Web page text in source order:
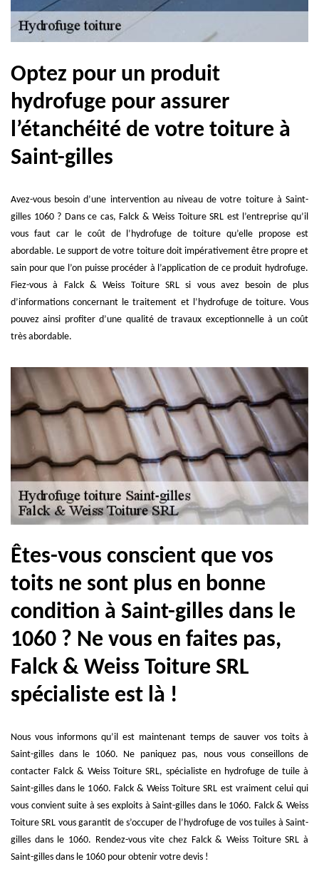
Optez pour un produit
hydrofuge pour assurer
l’étanchéité de votre toiture à
Saint-gilles
Avez-vous besoin d’une intervention au niveau de votre toiture à Saint-
gilles 1060 ? Dans ce cas, Falck & Weiss Toiture SRL est l’entreprise qu’il
vous faut car le coût de l’hydrofuge de toiture qu’elle propose est
abordable. Le support de votre toiture doit impérativement être propre et
sain pour que l’on puisse procéder à l’application de ce produit hydrofuge.
Fiez-vous à Falck & Weiss Toiture SRL si vous avez besoin de plus
d’informations concernant le traitement et l’hydrofuge de toiture. Vous
pouvez ainsi profiter d’une qualité de travaux exceptionnelle à un coût
très abordable.
Êtes-vous conscient que vos
toits ne sont plus en bonne
condition à Saint-gilles dans le
1060 ? Ne vous en faites pas,
Falck & Weiss Toiture SRL
spécialiste est là !
Nous vous informons qu’il est maintenant temps de sauver vos toits à
Saint-gilles dans le 1060. Ne paniquez pas, nous vous conseillons de
contacter Falck & Weiss Toiture SRL, spécialiste en hydrofuge de tuile à
Saint-gilles dans le 1060. Falck & Weiss Toiture SRL est vraiment celui qui
vous convient suite à ses exploits à Saint-gilles dans le 1060. Falck & Weiss
Toiture SRL vous garantit de s’occuper de l’hydrofuge de vos tuiles à Saint-
gilles dans le 1060. Rendez-vous vite chez Falck & Weiss Toiture SRL à
Saint-gilles dans le 1060 pour obtenir votre devis !